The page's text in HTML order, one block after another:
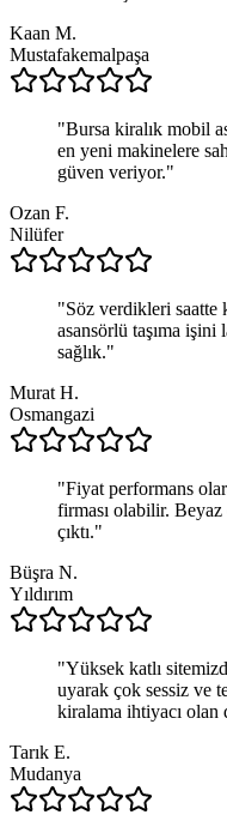
Kaan M.
Mustafakemalpaşa
"Bursa kiralık mobil
en yeni makinelere
güven veriyor."
Ozan F.
Nilüfer
"Söz verdikleri saatte
asansörlü taşıma işini
sağlık."
Murat H.
Osmangazi
"Fiyat performans
firması olabilir. Beyaz
çıktı."
Büşra N.
Yıldırım
"Yüksek katlı
uyarak çok sessiz ve
kiralama ihtiyacı olan
Tarık E.
Mudanya